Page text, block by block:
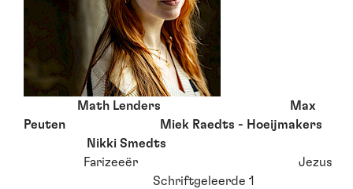
Math Lenders Max
Peuten Miek Raedts - Hoeijmakers
Nikki Smedts
Farizeeër Jezus
Schriftgeleerde 1